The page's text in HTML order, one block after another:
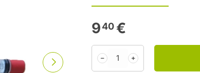
940 €
﹣ ﹢